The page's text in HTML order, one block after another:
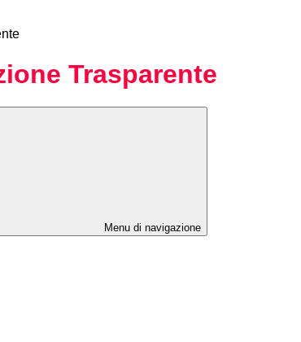
Trasparente
Menu di navigazione